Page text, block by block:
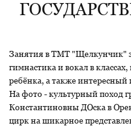
Занятия в ТМТ "Щелкунчик"
гимнастика и вокал в
ребёнка, а также интересный
На фото - культурный поход
Константиновны ДОска в
цирк на шикарное